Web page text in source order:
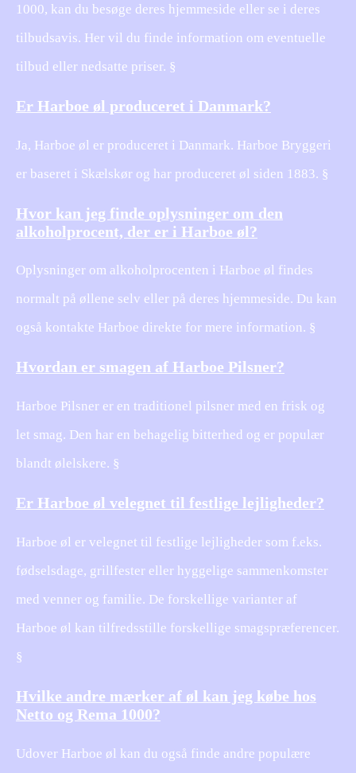
1000, kan du besøge deres hjemmeside eller se i deres
tilbudsavis. Her vil du finde information om eventuelle
tilbud eller nedsatte priser. §
Er Harboe øl produceret i Danmark?
Ja, Harboe øl er produceret i Danmark. Harboe Bryggeri
er baseret i Skælskør og har produceret øl siden 1883. §
Hvor kan jeg finde oplysninger om den
alkoholprocent, der er i Harboe øl?
Oplysninger om alkoholprocenten i Harboe øl findes
normalt på øllene selv eller på deres hjemmeside. Du kan
også kontakte Harboe direkte for mere information. §
Hvordan er smagen af Harboe Pilsner?
Harboe Pilsner er en traditionel pilsner med en frisk og
let smag. Den har en behagelig bitterhed og er populær
blandt ølelskere. §
Er Harboe øl velegnet til festlige lejligheder?
Harboe øl er velegnet til festlige lejligheder som f.eks.
fødselsdage, grillfester eller hyggelige sammenkomster
med venner og familie. De forskellige varianter af
Harboe øl kan tilfredsstille forskellige smagspræferencer.
§
Hvilke andre mærker af øl kan jeg købe hos
Netto og Rema 1000?
Udover Harboe øl kan du også finde andre populære